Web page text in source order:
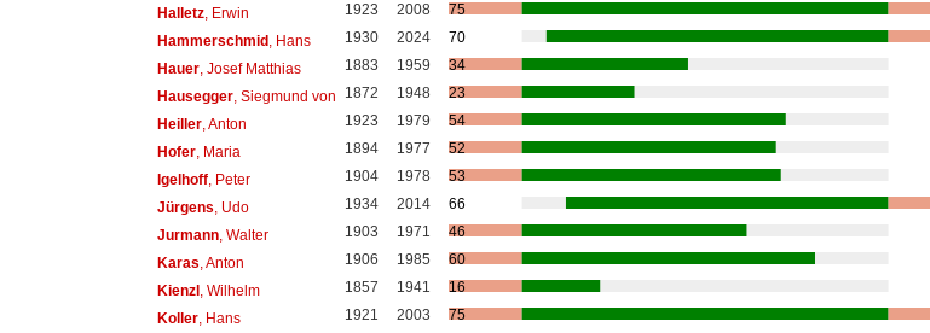
Halletz, Erwin 1923 2008
75
Hammerschmid, Hans 1930 2024
70
Hauer, Josef Matthias 1883 1959
34
Hausegger, Siegmund von 1872 1948
23
Heiller, Anton 1923 1979
54
Hofer, Maria 1894 1977
52
Igelhoff, Peter 1904 1978
53
Jürgens , Udo 1934 2014
66
Jurmann, Walter 1903 1971
46
Karas , Anton 1906 1985
60
Kienzl, Wilhelm 1857 1941
16
Koller, Hans 1921 2003
75